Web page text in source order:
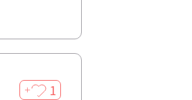
＋ 1